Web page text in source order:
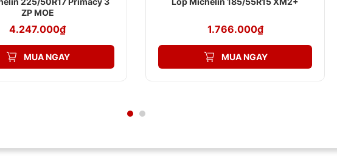
làm hàng ngày, lốp Goodyear sẽ giúp nâng cao trải nghiệm lái, đặc biệt khi đi
Suất Mà Vẫn Tiết Kiệm Chi hí.
ZP MOE
4.247.000₫
MUA NGAY
1.766.000₫
MUA NGAY